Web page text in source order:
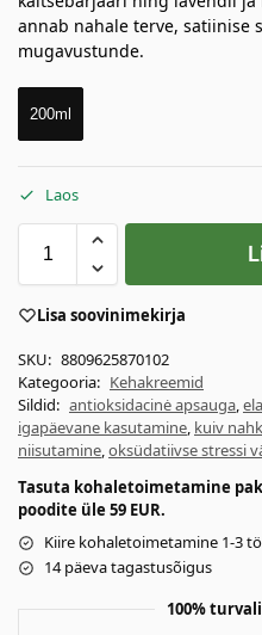
annab nahale terve, satiinise
mugavustunde.
200ml
Laos
Lisa soovinimekirja
SKU: 8809625870102
Kategooria: Kehakreemid
Sildid: antioksidacinė apsauga,
igapäevane kasutamine, kuiv nahk
niisutamine,oksüdatiivse stressi
Tasuta kohaletoimetamine
poodite üle 59 EUR.
Kiire kohaletoimetamine 1-3
14 päeva tagastusõigus
100%